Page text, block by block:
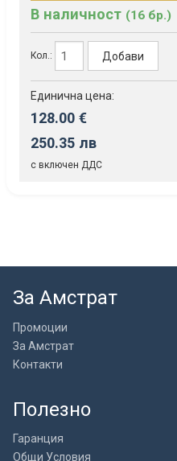
В наличност (16 бр.)
Кол.: Добави
Единична цена:
128.00 €
250.35 лв
с включен ДДС
За Амстрат
Промоции
За Амстрат
Контакти
Полезно
Гаранция
Общи Условия